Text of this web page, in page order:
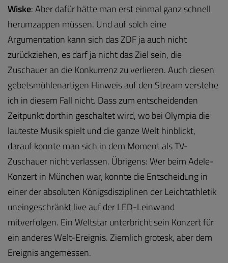
Wiske:Aber dafür hätte man erst einmal ganz schnell
herumzappen müssen. Und auf solch eine
Argumentation kann sich das ZDF ja auch nicht
zurückziehen, es darf ja nicht das Ziel sein, die
Zuschauer an die Konkurrenz zu verlieren. Auch diesen
gebetsmühlenartigen Hinweis auf den Stream verstehe
ich in diesem Fall nicht. Dass zum entscheidenden
Zeitpunkt dorthin geschaltet wird, wo bei Olympia die
lauteste Musik spielt und die ganze Welt hinblickt,
darauf konnte man sich in dem Moment als TV-
Zuschauer nicht verlassen. Übrigens: Wer beim Adele-
Konzert in München war, konnte die Entscheidung in
einer der absoluten Königsdisziplinen der Leichtathletik
uneingeschränkt live auf der LED-Leinwand
mitverfolgen. Ein Weltstar unterbricht sein Konzert für
ein anderes Welt-Ereignis. Ziemlich grotesk, aber dem
Ereignis angemessen.